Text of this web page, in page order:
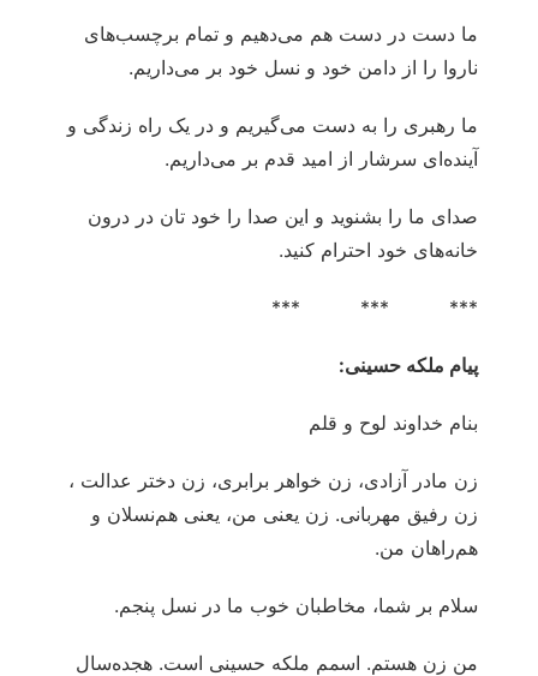
ما دست در دست هم می‌دهیم و تمام برچسب‌های
ناروا را از دامن خود و نسل خود بر می‌داریم.
ما رهبری را به دست می‌گیریم و در یک راه زندگی و
آینده‌ای سرشار از امید قدم بر می‌داریم.
صدای ما را بشنوید و این صدا را خود تان در درون
خانه‌های خود احترام کنید.
*** *** ***
پیام ملکه حسینی:
بنام خداوند لوح و قلم
زن مادر آزادی، زن خواهر برابری، زن دختر عدالت ،
زن رفیق مهربانی. زن یعنی من، یعنی هم‌نسلان و
هم‌راهان من.
سلام بر شما، مخاطبان خوب ما در نسل پنجم.
من زن هستم. اسمم ملکه حسینی است. هجده‌سال